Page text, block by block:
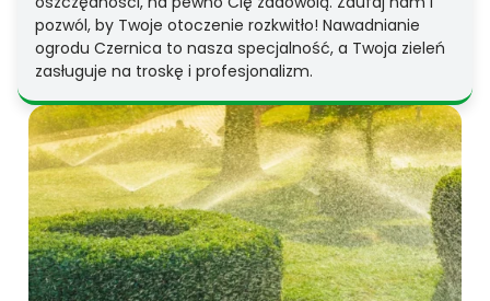
pozwól, by Twoje otoczenie rozkwitło! Nawadnianie
ogrodu Czernica to nasza specjalność, a Twoja zieleń
zasługuje na troskę i profesjonalizm.